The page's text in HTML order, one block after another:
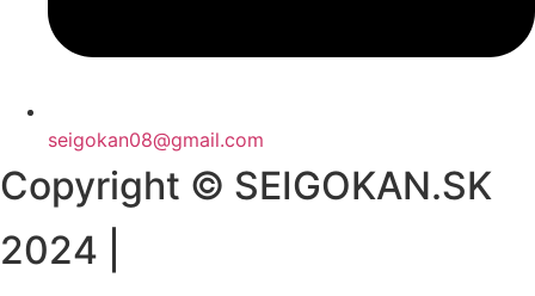
seigokan08@gmail.com
Copyright © SEIGOKAN.SK
2024 |